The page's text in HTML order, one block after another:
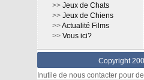
>> Jeux de Chats
>> Jeux de Chiens
>>Actualité Films
>> Vous ici?
Copyright
Inutile de nous contacter pour